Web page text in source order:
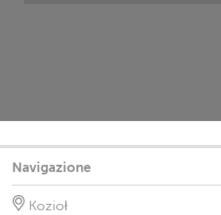
Navigazione
Kozioł